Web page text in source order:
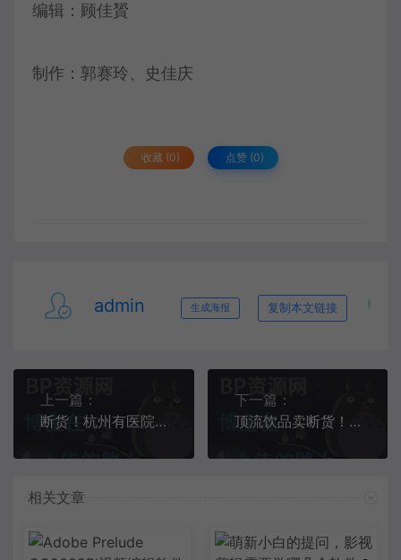
编辑：顾佳贇
制作：郭赛玲、史佳庆
收藏 (0) 点赞 (0)
admin 生成海报 复制本文链接
上一篇：
断货！杭州有医院服务器被挤爆，比茅台咖啡还火！看到价格，网友羡慕了…
下一篇：
顶流饮品卖断货！中医院服务器被挤爆…
相关文章